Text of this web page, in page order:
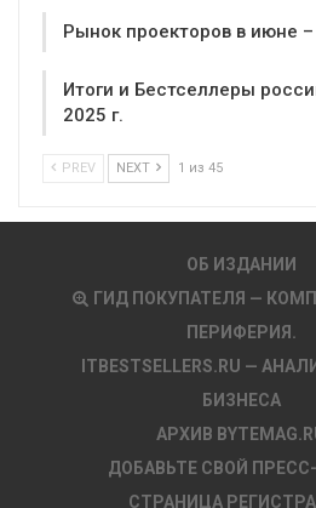
Рынок проекторов в июне
Итоги и Бестселлеры
2025 г.
PREV NEXT 1 из 45
ОБ ИЗДАНИИ
ГИД ПОКУПАТЕЛЯ —
ПЕРИФЕРИЯ.
ITBESTSELLERS.RU —
БИЗНЕСА
АРХИВ
ДОБАВЬТЕ СВОЙ
СТРАНИЦА